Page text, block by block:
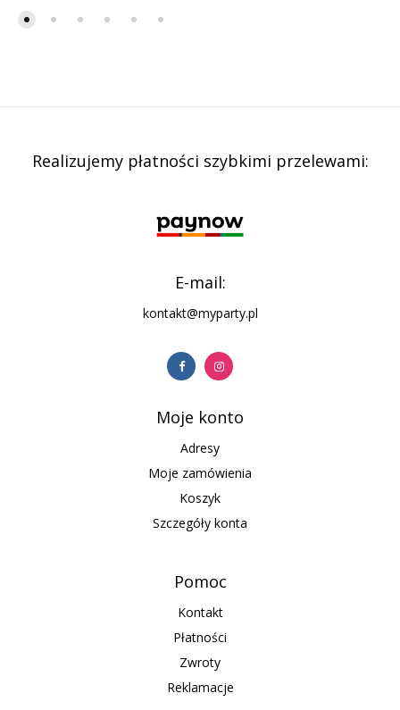
Realizujemy płatności szybkimi przelewami:
E-mail:
kontakt@myparty.pl
Moje konto
Adresy
Moje zamówienia
Koszyk
Szczegóły konta
Pomoc
Kontakt
Płatności
Zwroty
Reklamacje